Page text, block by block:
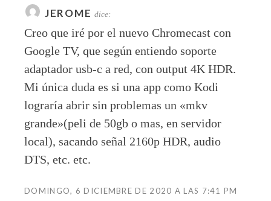
JEROME dice:
Creo que iré por el nuevo Chromecast con
Google TV, que según entiendo soporte
adaptador usb-c a red, con output 4K HDR.
Mi única duda es si una app como Kodi
lograría abrir sin problemas un «mkv
grande»(peli de 50gb o mas, en servidor
local), sacando señal 2160p HDR, audio
DTS, etc. etc.
DOMINGO, 6 DICIEMBRE DE 2020 A LAS 7:41 PM